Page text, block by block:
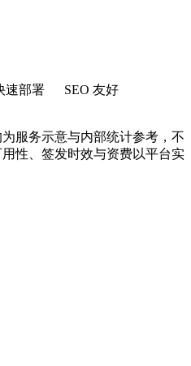
速部署
SEO 友好
服务示意与内部统计参考，不
性、签发时效与资费以平台实